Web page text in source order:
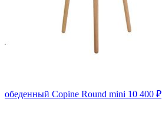
обеденный Copine Round mini 10 400 ₽